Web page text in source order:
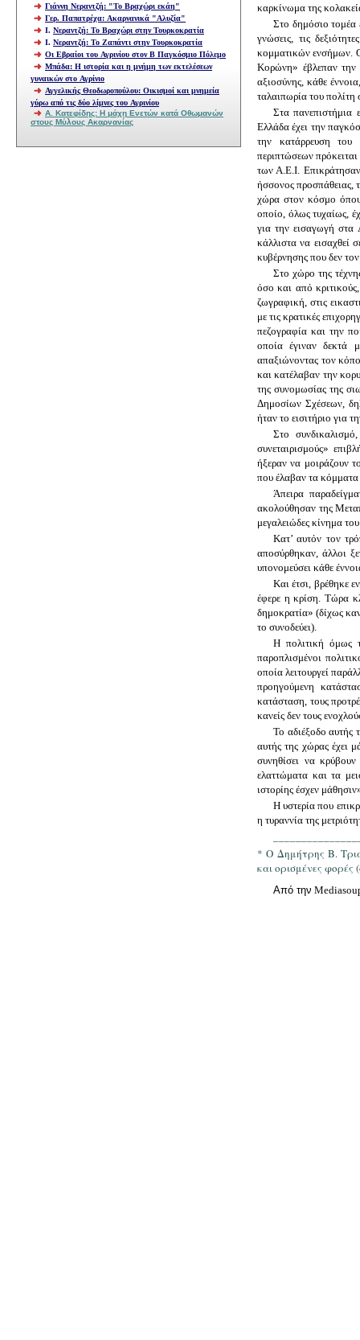
καρκίνωμα της
Στο δημόσιο τομέα
γνώσεις, τις
κομματικών ενσήμων.
Κορώνη» έβλεπαν την
αξιοσύνης, κάθε
ταλαιπωρία του πολίτη
Στα πανεπιστήμια
Ελλάδα έχει την
την κατάρρευση του
περιπτώσεων
των Α.Ε.Ι.
ήσσονος προσπάθειας,
χώρα στον κόσμο όπου
οποίο, όλως τυχαίως,
για την εισαγωγή στα
κάλλιστα να εισαχθεί
κυβέρνησης που δεν
Στο χώρο της
όσο και από
ζωγραφική, στις
με τις κρατικές
πεζογραφία και την
οποία έγιναν δεκτά
απαξιώνοντας τον
και κατέλαβαν την
της συνομωσίας της
Δημοσίων Σχέσεων,
ήταν το εισιτήριο για
Στο
συνεταιρισμούς»
ήξεραν να μοιράζουν
που έλαβαν τα κόμματα
Άπειρα
ακολούθησαν της
μεγαλειώδες κίνημα
Κατ’ αυτόν τον
αποσύρθηκαν, άλλοι
υπονομεύσει κάθε
Και έτσι, βρέθηκε
έφερε η κρίση. Τώρα
δημοκρατία» (δίχως
το συνοδεύει).
Η πολιτική όμως
παροπλισμένοι
οποία λειτουργεί
προηγούμενη
κατάσταση, τους
κανείς δεν τους
Το αδιέξοδο αυτής
αυτής της χώρας έχει
συνηθίσει να
ελαττώματα και τα
ιστορίης έσχεν
Η υστερία που
η τυραννία της
* Ο Δημήτρης Β.
και ορισμένες φορές
Από την
Γιάννη Νεραντζή: "Το Βραχώρι εκάη"
Γερ. Παπατρέχα: Ακαρνανικά "Αλυζία"
Ι. Νεραντζή: Το Βραχώρι στην Τουρκοκρατία
Ι. Νεραντζή: Το Ζαπάντι στην Τουρκοκρατία
Οι Εβραίοι του Αγρινίου στον Β Παγκόσμιο Πόλεμο
Μπάδα: Η ιστορία και η μνήμη των εκτελέσεων
γυναικών στο Αγρίνιο
Αγγελικής Θεοδωροπούλου: Οικισμοί και μνημεία
γύρω από τις δύο λίμνες του Αγρινίου
A. Κατεφίδης: Η μάχη Ενετών κατά Οθωμανών
στους Μύλους Ακαρνανίας